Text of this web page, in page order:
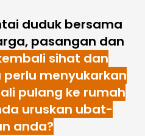
duduk bersama
pasangan dan
sihat dan
menyukarkan
pulang ke rumah
uruskan ubat-
anda?